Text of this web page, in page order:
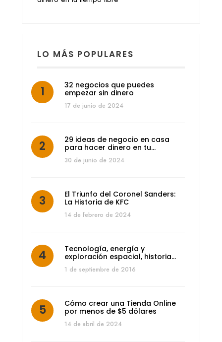
LO MÁS POPULARES
32 negocios que puedes
empezar sin dinero
17 de junio de 2024
29 ideas de negocio en casa
para hacer dinero en tu…
30 de junio de 2024
El Triunfo del Coronel Sanders:
La Historia de KFC
14 de febrero de 2024
Tecnología, energía y
exploración espacial, historia…
1 de septiembre de 2016
Cómo crear una Tienda Online
por menos de $5 dólares
14 de abril de 2024